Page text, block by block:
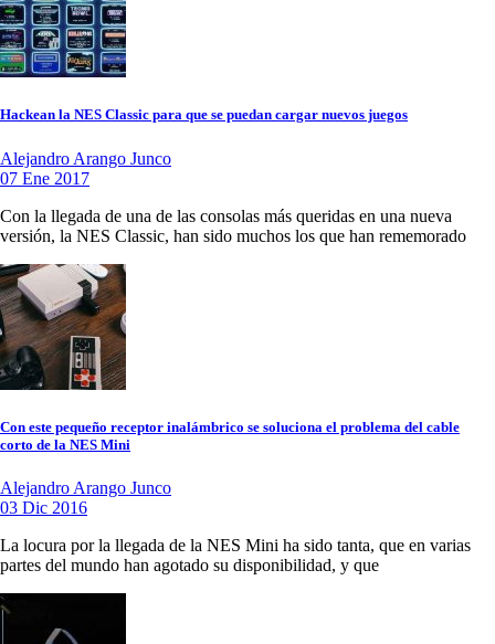
Hackean la NES Classic para que se puedan cargar nuevos juegos
Alejandro Arango Junco
07 Ene 2017
Con la llegada de una de las consolas más queridas en una nueva
versión, la NES Classic, han sido muchos los que han rememorado
Con este pequeño receptor inalámbrico se soluciona el problema del cable
corto de la NES Mini
Alejandro Arango Junco
03 Dic 2016
La locura por la llegada de la NES Mini ha sido tanta, que en varias
partes del mundo han agotado su disponibilidad, y que